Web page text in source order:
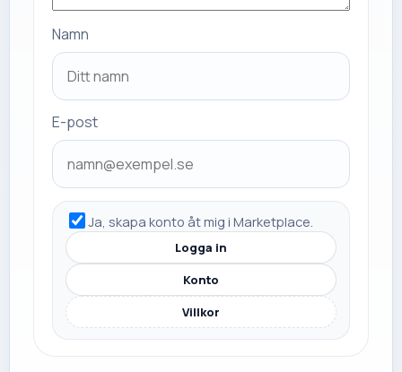
Namn
E-post
Ja, skapa konto åt mig i Marketplace.
Logga in
Konto
Villkor